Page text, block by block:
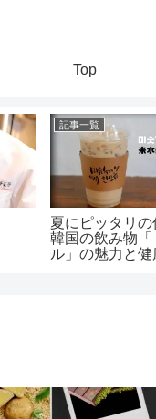
Top
記事一覧
夏にピッタリの
韓国の飲み物「
ル」の魅力と健